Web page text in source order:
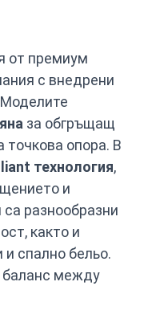
от премиум
с внедрени
за обгръщащ
точкова опора. В
технология,
и
разнообразни
както и
и спално бельо.
баланс между